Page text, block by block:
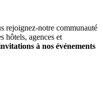
rejoignez-notre communauté
hôtels, agences et
à nos événements